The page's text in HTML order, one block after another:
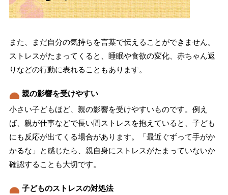
また、まだ自分の気持ちを言葉で伝えることができません。
ストレスがたまってくると、睡眠や食欲の変化、赤ちゃん返
りなどの行動に表れることもあります。
親の影響を受けやすい
小さい子どもほど、親の影響を受けやすいものです。例え
ば、親が仕事などで長い間ストレスを抱えていると、子ども
にも反応が出てくる場合があります。「最近ぐずって手がか
かるな」と感じたら、親自身にストレスがたまっていないか
確認することも大切です。
子どものストレスの対処法